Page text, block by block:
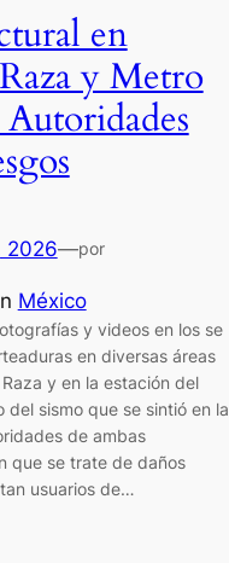
en
y Metro
2026—por
México
y videos en los se
en diversas áreas
y en la estación del
del sismo que se sintió en la
de ambas
que se trate de daños
usuarios de…